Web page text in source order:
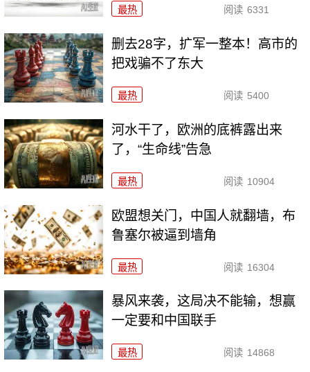
最热 阅读 6331
删去28字，扩军一整本！高市的
把戏骗不了东大
最热 阅读 5400
河水干了，欧洲的底裤露出来
了，“生命线”告急
最热 阅读 10904
欧盟想关门，中国人就翻墙，布
鲁塞尔被逼到墙角
最热 阅读 16304
暴风来袭，这局决不能输，想赢
一定要和中国联手
最热 阅读 14868